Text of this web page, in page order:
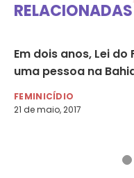
RELACIONADAS
Em dois anos, Lei
uma pessoa na
FEMINICÍDIO
21 de maio, 2017